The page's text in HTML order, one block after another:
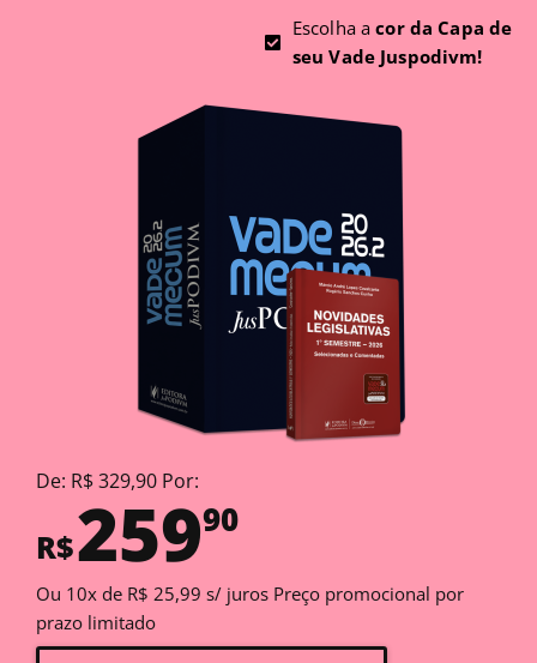
Escolha acor da Capa de
seu Vade Juspodivm!
De: R$ 329,90 Por:
R$25990
Ou 10x de R$ 25,99 s/ juros Preço promocional por
prazo limitado